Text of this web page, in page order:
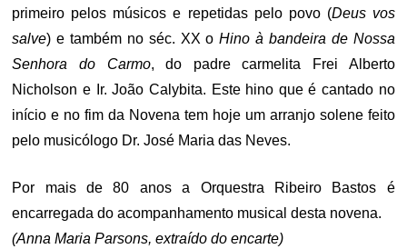
primeiro pelos músicos e repetidas pelo povo (Deus vos
salve) e também no séc. XX oHino à bandeira de Nossa
Senhora do Carmo, do padre carmelita Frei Alberto
Nicholson e Ir. João Calybita. Este hino que é cantado no
início e no fim da Novena tem hoje um arranjo solene feito
pelo musicólogo Dr. José Maria das Neves.
Por mais de 80 anos a Orquestra Ribeiro Bastos é
encarregada do acompanhamento musical desta novena.
(Anna Maria Parsons, extraído do encarte)